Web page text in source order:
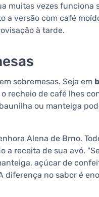
muitas vezes funciona
a versão com café
à tarde.
sobremesas. Seja em
o recheio de café lhes
ou manteiga
Alena de Brno.
receita de sua avó.
açúcar de
diferença no sabor é